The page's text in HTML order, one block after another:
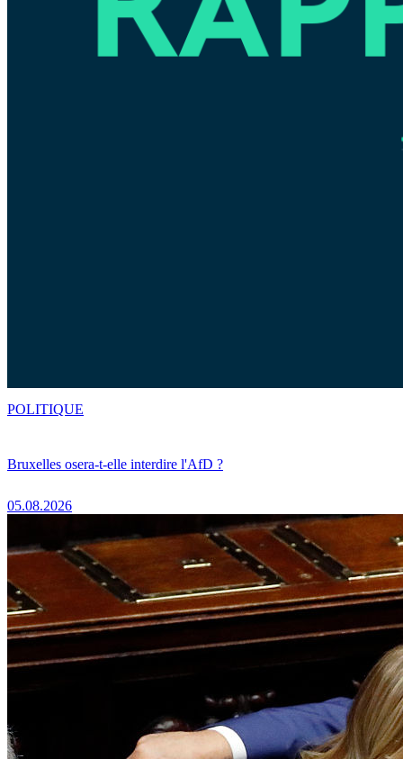
Bruxelles osera-t-elle interdire l'AfD ?
05.08.2026
POLITIQUE